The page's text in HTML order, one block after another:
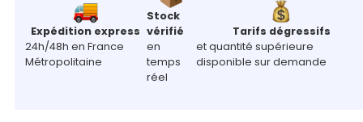
Expédition express
24h/48h en France
Métropolitaine
Stock
vérifié
en
temps
réel
Tarifs dégressifs
et quantité supérieure
disponible sur demande